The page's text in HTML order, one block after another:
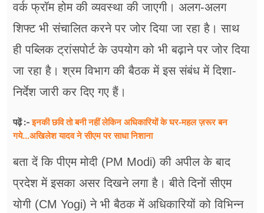
वर्क फ्रॉम होम की व्यवस्था की जाएगी। अलग-अलग
शिफ्ट भी संचालित करने पर जोर दिया जा रहा है। साथ
ही पब्लिक ट्रांसपोर्ट के उपयोग को भी बढ़ाने पर जोर दिया
जा रहा है। श्रम विभाग की बैठक में इस संबंध में दिशा-
निर्देश जारी कर दिए गए हैं।
पढ़ें :-इनकी छवि तो बनी नहीं लेकिन अधिकारियों के घर-महल ज़रूर बन
गये...अखिलेश यादव ने सीएम पर साधा​ निशाना
बता दें कि पीएम मोदी (PM Modi) की अपील के बाद
प्रदेश में इसका असर दिखने लगा है। बीते दिनों सीएम
योगी (CM Yogi) ने भी बैठक में अधिकारियों को विभिन्न